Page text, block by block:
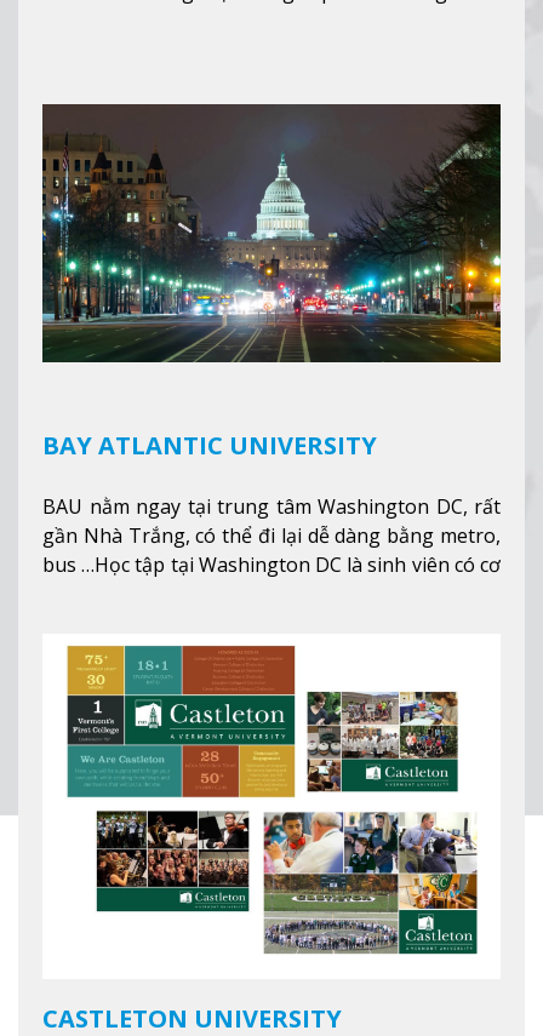
nhanh chóng môi trường học tại Canada.Xem
thêm
BAY ATLANTIC UNIVERSITY
BAU nằm ngay tại trung tâm Washington DC, rất
gần Nhà Trắng, có thể đi lại dễ dàng bằng metro,
bus …Học tập tại Washington DC là sinh viên có cơ
nghiệp ở Mỹ, #7 thành phố an toàn nhất trên Thế
Xem thêm
CASTLETON UNIVERSITY